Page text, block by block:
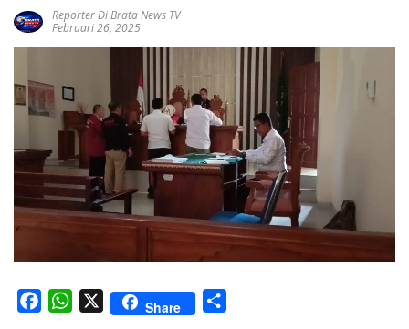
Reporter Di Brata News TV
Februari 26, 2025
W
X Share